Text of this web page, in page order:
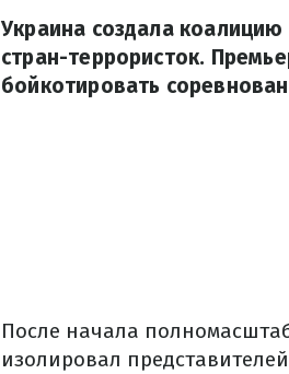
Украина создала
стран-террористок.
бойкотировать
После начала
изолировал